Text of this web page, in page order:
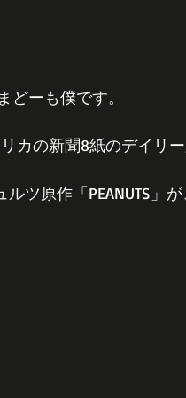
どーも僕です。
リカの新聞8紙のデイリ
ツ原作「PEANUTS」